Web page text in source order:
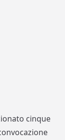
cinque